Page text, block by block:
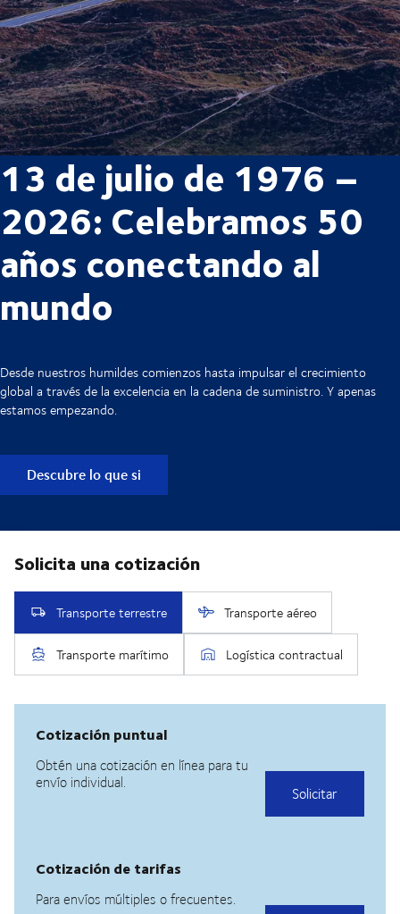
13 de julio de 1976 –
2026: Celebramos 50
años conectando al
mundo
Desde nuestros humildes comienzos hasta impulsar el crecimiento
global a través de la excelencia en la cadena de suministro. Y apenas
estamos empezando.
Descubre lo que si